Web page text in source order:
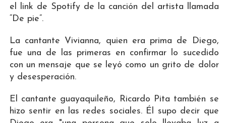
el link de Spotify de la canción del artista llamada
“De pie”.
La cantante Vivianna, quien era prima de Diego,
fue una de las primeras en confirmar lo sucedido
con un mensaje que se leyó como un grito de dolor
y desesperación.
El cantante guayaquileño, Ricardo Pita también se
hizo sentir en las redes sociales. Él supo decir que